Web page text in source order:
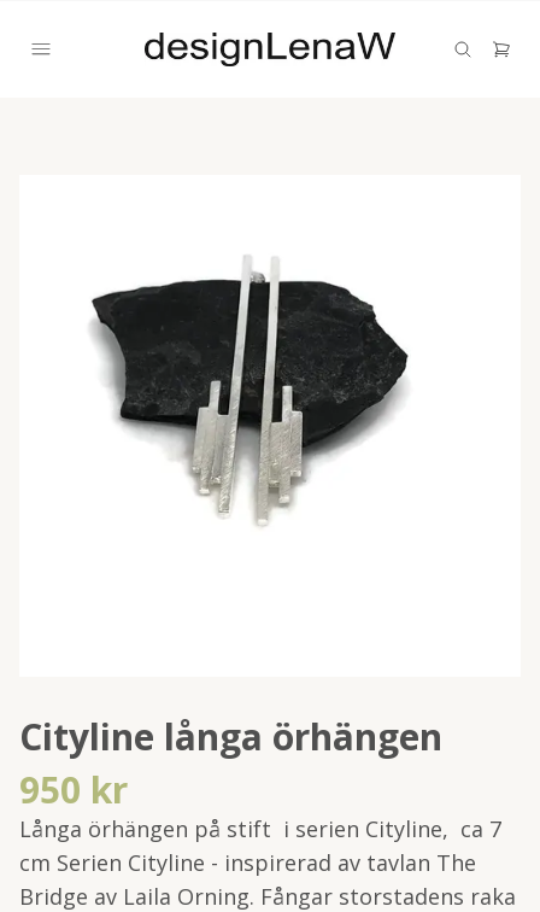
Cityline långa örhängen
950 kr
Långa örhängen på stift i serien Cityline, ca 7
cm Serien Cityline - inspirerad av tavlan The
Bridge av Laila Orning. Fångar storstadens raka